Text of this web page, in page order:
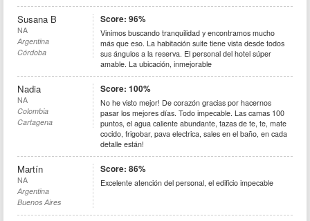
Susana B
NA
Argentina
Córdoba
Score: 96%
Vinimos buscando tranquilidad y encontramos mucho
más que eso. La habitación suite tiene vista desde todos
sus ángulos a la reserva. El personal del hotel súper
amable. La ubicación, inmejorable
Nadia
NA
Colombia
Cartagena
Score: 100%
No he visto mejor! De corazón gracias por hacernos
pasar los mejores días. Todo impecable. Las camas 100
puntos, el agua caliente abundante, tazas de te, te, mate
cocido, frigobar, pava electrica, sales en el baño, en cada
detalle están!
Martín
NA
Argentina
Buenos Aires
Score: 86%
Excelente atención del personal, el edificio impecable